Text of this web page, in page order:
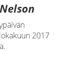
2017